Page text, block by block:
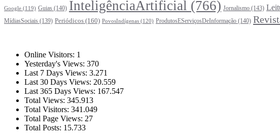
Google (119) Guias (140) InteligênciaArtificial (766) Jornalismo (143)
MídiasSociais (139) Periódicos (160) PovosIndígenas (120) ProdutosEServiçosDeInformação (140)
Online Visitors: 1
Yesterday's Views: 370
Last 7 Days Views: 3.271
Last 30 Days Views: 20.559
Last 365 Days Views: 167.547
Total Views: 345.913
Total Visitors: 341.049
Total Page Views: 27
Total Posts: 15.733